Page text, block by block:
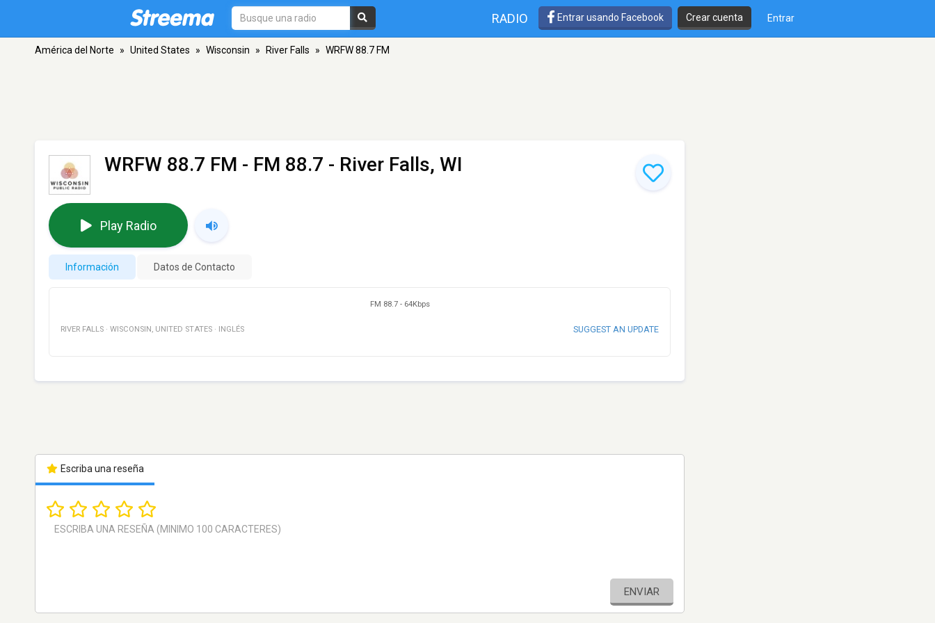
RADIO Entrar usando Facebook Crear cuenta Entrar
América del Norte » United States » Wisconsin » River Falls » WRFW 88.7 FM
WRFW 88.7 FM - FM 88.7 - River Falls, WI
Play Radio
Información Datos de Contacto
FM 88.7 - 64Kbps
RIVER FALLS · WISCONSIN , UNITED STATES · INGLÉS SUGGEST AN UPDATE
Escriba una reseña
ENVIAR